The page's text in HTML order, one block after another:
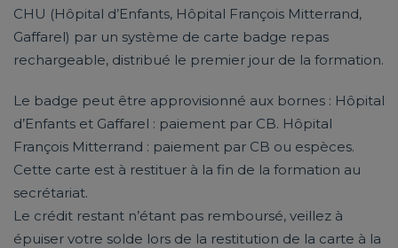
CHU (Hôpital d’Enfants, Hôpital François Mitterrand,
Gaffarel) par un système de carte badge repas
rechargeable, distribué le premier jour de la formation.
Le badge peut être approvisionné aux bornes : Hôpital
d’Enfants et Gaffarel : paiement par CB. Hôpital
François Mitterrand : paiement par CB ou espèces.
Cette carte est à restituer à la fin de la formation au
secrétariat.
Le crédit restant n’étant pas remboursé, veillez à
épuiser votre solde lors de la restitution de la carte à la